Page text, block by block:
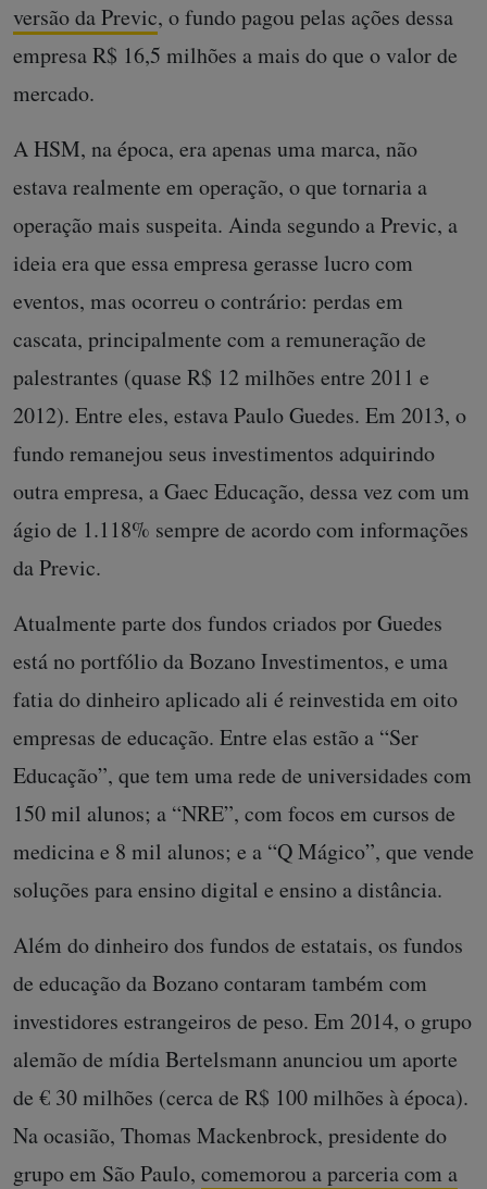
versão da Previc, o fundo pagou pelas ações dessa
empresa R$ 16,5 milhões a mais do que o valor de
mercado.
A HSM, na época, era apenas uma marca, não
estava realmente em operação, o que tornaria a
operação mais suspeita. Ainda segundo a Previc, a
ideia era que essa empresa gerasse lucro com
eventos, mas ocorreu o contrário: perdas em
cascata, principalmente com a remuneração de
palestrantes (quase R$ 12 milhões entre 2011 e
2012). Entre eles, estava Paulo Guedes. Em 2013, o
fundo remanejou seus investimentos adquirindo
outra empresa, a Gaec Educação, dessa vez com um
ágio de 1.118% sempre de acordo com informações
da Previc.
Atualmente parte dos fundos criados por Guedes
está no portfólio da Bozano Investimentos, e uma
fatia do dinheiro aplicado ali é reinvestida em oito
empresas de educação. Entre elas estão a “Ser
Educação”, que tem uma rede de universidades com
150 mil alunos; a “NRE”, com focos em cursos de
medicina e 8 mil alunos; e a “Q Mágico”, que vende
soluções para ensino digital e ensino a distância.
Além do dinheiro dos fundos de estatais, os fundos
de educação da Bozano contaram também com
investidores estrangeiros de peso. Em 2014, o grupo
alemão de mídia Bertelsmann anunciou um aporte
de € 30 milhões (cerca de R$ 100 milhões à época).
Na ocasião, Thomas Mackenbrock, presidente do
grupo em São Paulo, comemorou a parceria com a